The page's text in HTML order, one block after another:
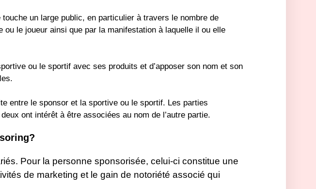
un large public, en particulier à travers le nombre de
le joueur ainsi que par la manifestation à laquelle il ou elle
ou le sportif avec ses produits et d’apposer son nom et son
entre le sponsor et la sportive ou le sportif. Les parties
ont intérêt à être associées au nom de l’autre partie.
Pour la personne sponsorisée, celui-ci constitue une
de marketing et le gain de notoriété associé qui